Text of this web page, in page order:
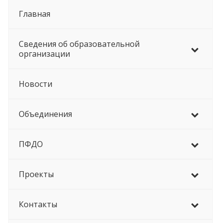
Главная
Сведения об образовательной
организации
Новости
Объединения
ПФДО
Проекты
Контакты